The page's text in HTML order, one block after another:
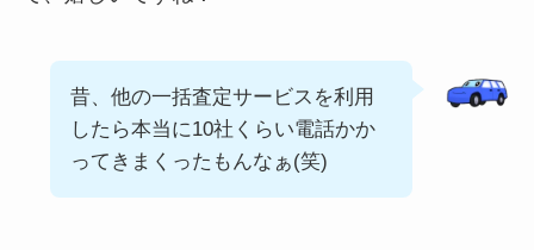
昔、他の一括査定サービスを利用
したら本当に10社くらい電話かか
ってきまくったもんなぁ(笑)